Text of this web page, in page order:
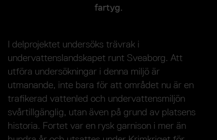
fartyg.
I delprojektet undersöks trävrak i
undervattenslandskapet runt Sveaborg. Att
utföra undersökningar i denna miljö är
utmanande, inte bara för att området nu är en
trafikerad vattenled och undervattensmiljön
svårtillgänglig, utan även på grund av platsens
historia. Fortet var en rysk garnison i mer än